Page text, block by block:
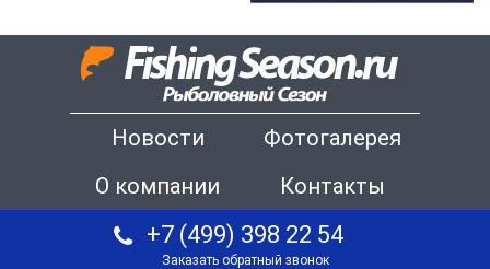
Новости
Фотогалерея
О компании
Контакты
+7 (499) 398 22 54
Заказать обратный звонок